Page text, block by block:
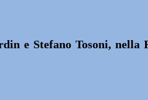
e Stefano Tosoni, nella